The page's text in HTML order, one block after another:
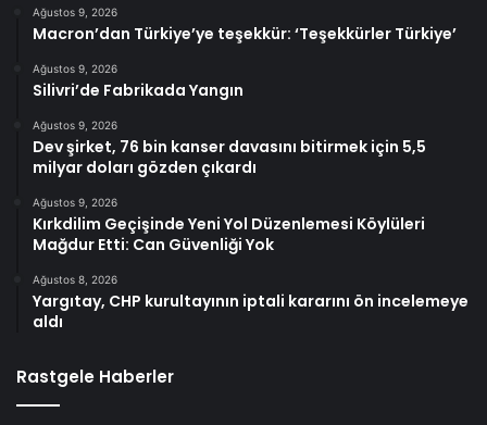
Ağustos 9, 2026
Macron’dan Türkiye’ye teşekkür: ‘Teşekkürler Türkiye’
Ağustos 9, 2026
Silivri’de Fabrikada Yangın
Ağustos 9, 2026
Dev şirket, 76 bin kanser davasını bitirmek için 5,5
milyar doları gözden çıkardı
Ağustos 9, 2026
Kırkdilim Geçişinde Yeni Yol Düzenlemesi Köylüleri
Mağdur Etti: Can Güvenliği Yok
Ağustos 8, 2026
Yargıtay, CHP kurultayının iptali kararını ön incelemeye
aldı
Rastgele Haberler